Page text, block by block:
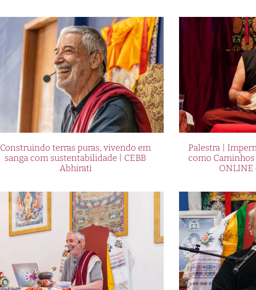
Construindo terras puras, vivendo em
sanga com sustentabilidade | CEBB
Abhirati
Palestra |
como Caminhos
ONLINE